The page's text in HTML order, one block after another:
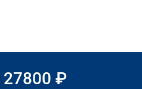
27800 ₽